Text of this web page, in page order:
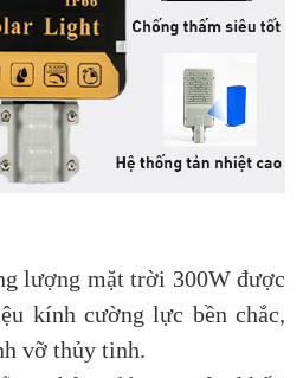
lượng mặt trời 300W được
kính cường lực bền chắc,
vỡ thủy tinh.